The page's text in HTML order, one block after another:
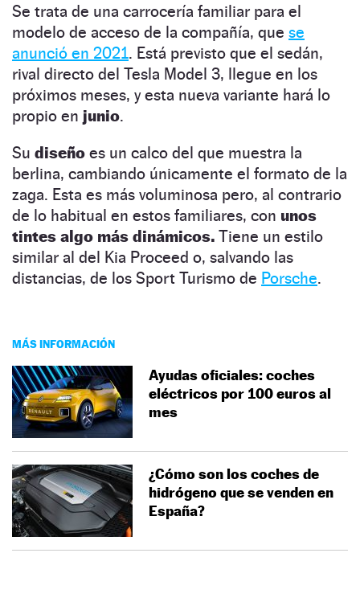
Se trata de una carrocería familiar para el
modelo de acceso de la compañía, que se
anunció en 2021. Está previsto que el sedán,
rival directo del Tesla Model 3, llegue en los
próximos meses, y esta nueva variante hará lo
propio en junio.
Su diseño es un calco del que muestra la
berlina, cambiando únicamente el formato de la
zaga. Esta es más voluminosa pero, al contrario
de lo habitual en estos familiares, con unos
tintes algo más dinámicos. Tiene un estilo
similar al del Kia Proceed o, salvando las
distancias, de los Sport Turismo de Porsche.
MÁS INFORMACIÓN
Ayudas oficiales: coches
eléctricos por 100 euros al
mes
¿Cómo son los coches de
hidrógeno que se venden en
España?